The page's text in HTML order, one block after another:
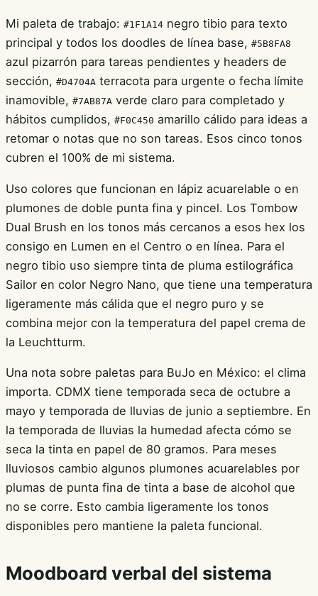
Mi paleta de trabajo: #1F1A14 negro tibio para texto
principal y todos los doodles de línea base, #5B8FA8
azul pizarrón para tareas pendientes y headers de
sección, #D4704A terracota para urgente o fecha límite
inamovible, #7AB87A verde claro para completado y
hábitos cumplidos, #F0C450 amarillo cálido para ideas a
retomar o notas que no son tareas. Esos cinco tonos
cubren el 100% de mi sistema.
Uso colores que funcionan en lápiz acuarelable o en
plumones de doble punta fina y pincel. Los Tombow
Dual Brush en los tonos más cercanos a esos hex los
consigo en Lumen en el Centro o en línea. Para el
negro tibio uso siempre tinta de pluma estilográfica
Sailor en color Negro Nano, que tiene una temperatura
ligeramente más cálida que el negro puro y se
combina mejor con la temperatura del papel crema de
la Leuchtturm.
Una nota sobre paletas para BuJo en México: el clima
importa. CDMX tiene temporada seca de octubre a
mayo y temporada de lluvias de junio a septiembre. En
la temporada de lluvias la humedad afecta cómo se
seca la tinta en papel de 80 gramos. Para meses
lluviosos cambio algunos plumones acuarelables por
plumas de punta fina de tinta a base de alcohol que
no se corre. Esto cambia ligeramente los tonos
disponibles pero mantiene la paleta funcional.
Moodboard verbal del sistema